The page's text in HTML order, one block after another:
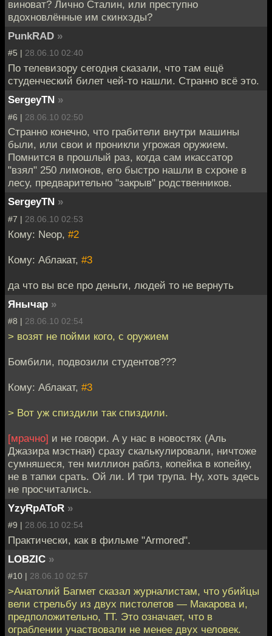
виноват? Лично Сталин, или преступно
вдохновлённые им скинхэды?
PunkRAD »
#5 | 28.06.10 02:40
По телевизору сегодня сказали, что там ещё
студенческий билет чей-то нашли. Странно всё это.
SergeyTN »
#6 | 28.06.10 02:50
Странно конечно, что грабители внутри машины
были, или свои и проникли угрожая оружием.
Помнится в прошлый раз, когда сам икассатор
"взял" 250 лимонов, его быстро нашли в схроне в
лесу, предварительно "закрыв" родственников.
SergeyTN »
#7 | 28.06.10 02:53
Кому: Neop, #2
Кому: Аблакат, #3
да что вы все про деньги, людей то не вернуть
Янычар »
#8 | 28.06.10 02:54
> возят не пойми кого, с оружием
Бомбили, подвозили студентов???
Кому: Аблакат, #3
> Вот уж спиздили так спиздили.
[мрачно] и не говори. А у нас в новостях (Аль
Джазира мэстная) сразу скалькулировали, ничтоже
сумняшеся, тен миллион раблз, копейка в копейку,
не в тапки срать. Ой ли. И три трупа. Ну, хоть здесь
не просчитались.
YzyRpAToR »
#9 | 28.06.10 02:54
Практически, как в фильме "Armored".
LOBZIC »
#10 | 28.06.10 02:57
>Анатолий Багмет сказал журналистам, что убийцы
вели стрельбу из двух пистолетов — Макарова и,
предположительно, ТТ. Это означает, что в
ограблении участвовали не менее двух человек.